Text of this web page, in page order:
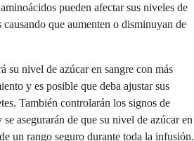
pueden afectar sus niveles de
causando que aumenten o disminuyan de
su nivel de azúcar en sangre con más
y es posible que deba ajustar sus
También controlarán los signos de
asegurarán de que su nivel de azúcar en
un rango seguro durante toda la infusión.